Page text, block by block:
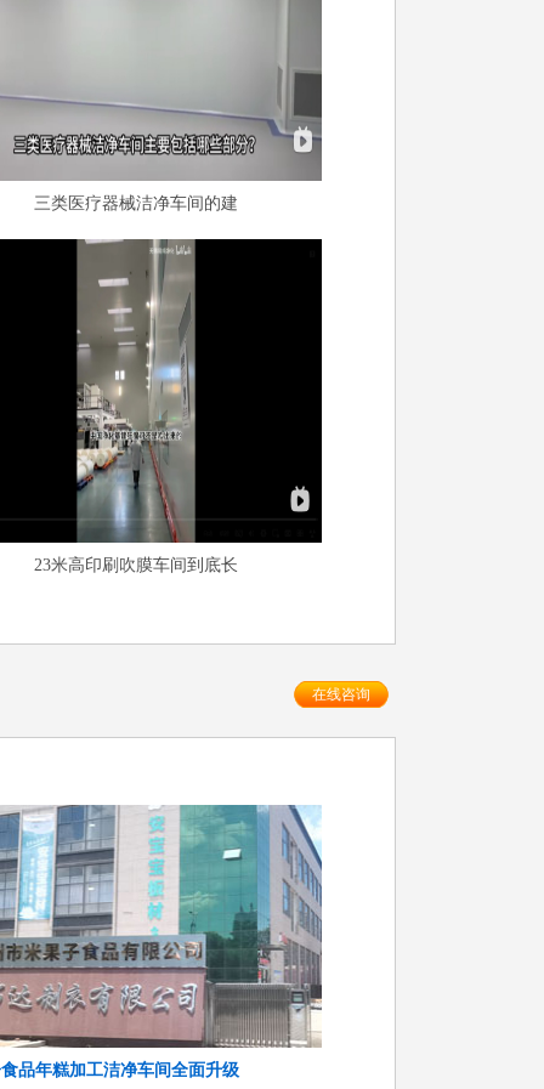
三类医疗器械洁净车间的建
23米高印刷吹膜车间到底长
在线咨询
品年糕加工洁净车间全面升级